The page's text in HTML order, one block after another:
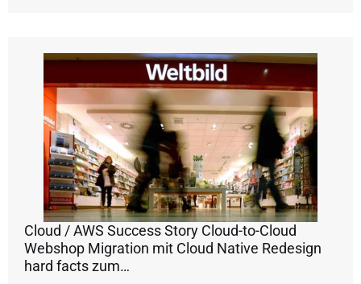
Cloud / AWS Success Story Cloud-to-Cloud
Webshop Migration mit Cloud Native Redesign
hard facts zum…